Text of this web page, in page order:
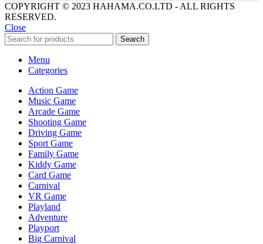
COPYRIGHT © 2023 HAHAMA.CO.LTD - ALL RIGHTS
RESERVED.
Close
Search
Menu
Categories
Action Game
Music Game
Arcade Game
Shooting Game
Driving Game
Sport Game
Family Game
Kiddy Game
Card Game
Carnival
VR Game
Playland
Adventure
Playport
Big Carnival